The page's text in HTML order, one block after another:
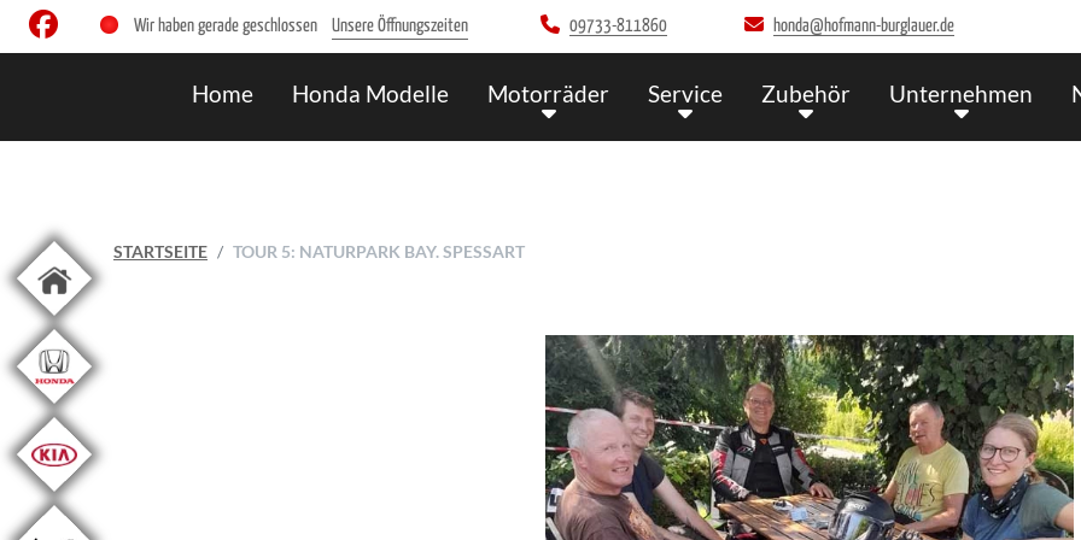
Wir haben gerade geschlossen Unsere Öffnungszeiten 09733-811860 honda@hofmann-burglauer.de
Home Honda Modelle Motorräder Service Zubehör Unternehmen
STARTSEITE TOUR 5: NATURPARK BAY. SPESSART